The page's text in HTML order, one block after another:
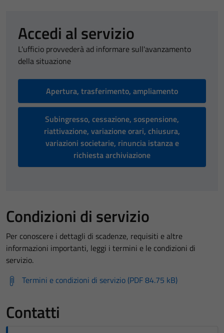
Accedi al servizio
L'ufficio provvederà ad informare sull'avanzamento
della situazione
Apertura, trasferimento, ampliamento
Subingresso, cessazione, sospensione,
riattivazione, variazione orari, chiusura,
variazioni societarie, rinuncia istanza e
richiesta archiviazione
Condizioni di servizio
Per conoscere i dettagli di scadenze, requisiti e altre
informazioni importanti, leggi i termini e le condizioni di
servizio.
Termini e condizioni di servizio (PDF 84.75 kB)
Contatti